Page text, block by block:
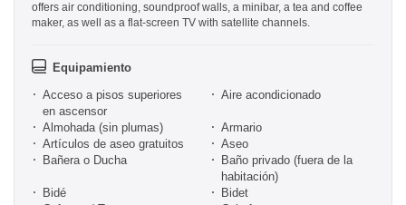
offers air conditioning, soundproof walls, a minibar, a tea and coffee
maker, as well as a flat-screen TV with satellite channels.
Equipamiento
Acceso a pisos superiores
en ascensor
Aire acondicionado
Almohada (sin plumas)
Armario
Artículos de aseo gratuitos
Aseo
Bañera o Ducha
Baño privado (fuera de la
habitación)
Bidé
Bidet